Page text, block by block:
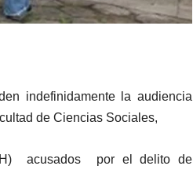
indefinidamente la audiencia
de Ciencias Sociales,
acusados por el delito de